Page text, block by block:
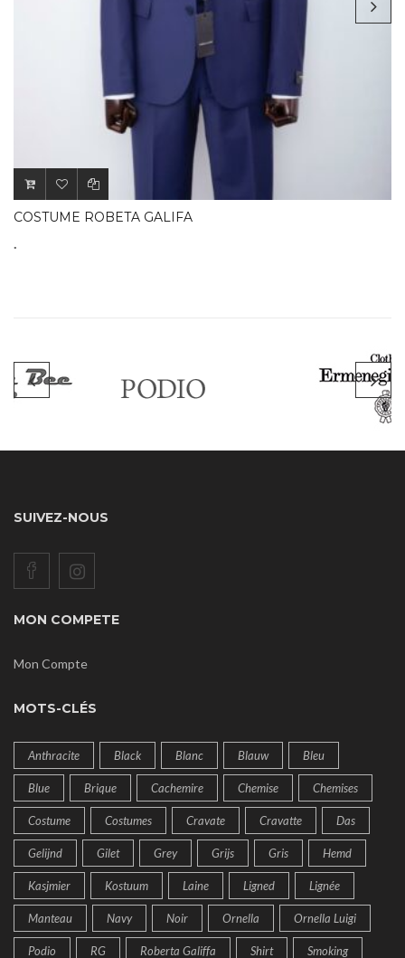
COSTUME ROBETA GALIFA
.
SUIVEZ-NOUS
MON COMPETE
Mon Compte
MOTS-CLÉS
Anthracite Black Blanc Blauw Bleu
Blue Brique Cachemire Chemise Chemises
Costume Costumes Cravate Cravatte Das
Gelijnd Gilet Grey Grijs Gris Hemd
Kasjmier Kostuum Laine Ligned Lignée
Manteau Navy Noir Ornella Ornella Luigi
Podio RG Roberta Galiffa Shirt Smoking